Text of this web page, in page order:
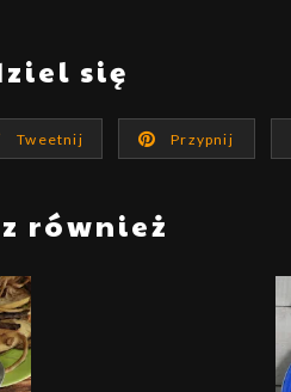
się
Tweetnij Przypnij
również